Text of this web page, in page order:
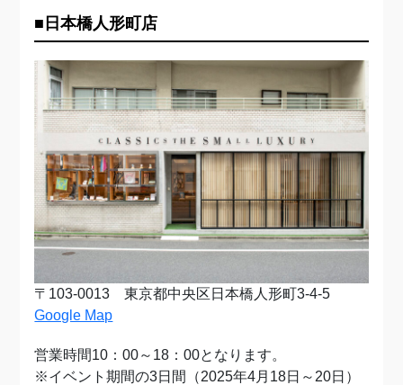
■日本橋人形町店
〒103-0013 東京都中央区日本橋人形町3-4-5
Google Map
営業時間10：00～18：00となります。
※イベント期間の3日間（2025年4月18日～20日）